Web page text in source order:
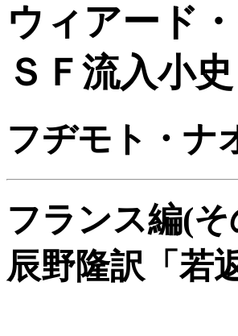
ウィアード
ＳＦ流入小
フヂモト・ナ
フランス編(
辰野隆訳「若